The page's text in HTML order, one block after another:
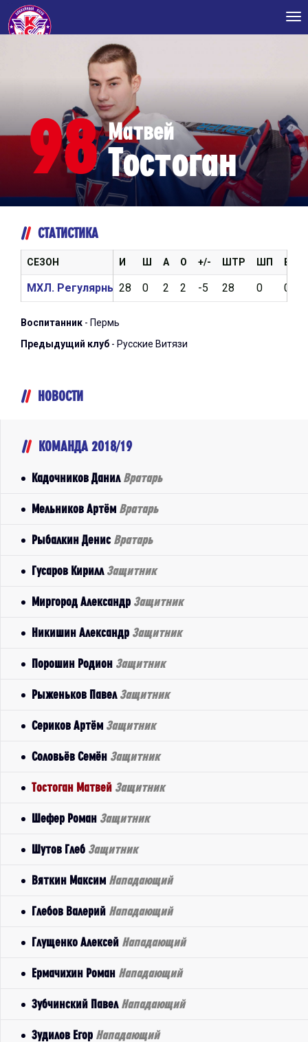
98 Матвей
Тостоган
СТАТИСТИКА
И Ш А О +/- ШТР ШП ВБР
28 0 2 2 -5 28 0 0
СЕЗОН
МХЛ. Регулярный чемпионат 2018/2019
Воспитанник - Пермь
Предыдущий клуб - Русские Витязи
НОВОСТИ
КОМАНДА 2018/19
Кадочников Данил Вратарь
Мельников Артём Вратарь
Рыбалкин Денис Вратарь
Гусаров Кирилл Защитник
Миргород Александр Защитник
Никишин Александр Защитник
Порошин Родион Защитник
Рыженьков Павел Защитник
Сериков Артём Защитник
Соловьёв Семён Защитник
Тостоган Матвей Защитник
Шефер Роман Защитник
Шутов Глеб Защитник
Вяткин Максим Нападающий
Глебов Валерий Нападающий
Глущенко Алексей Нападающий
Ермачихин Роман Нападающий
Зубчинский Павел Нападающий
Зудилов Егор Нападающий